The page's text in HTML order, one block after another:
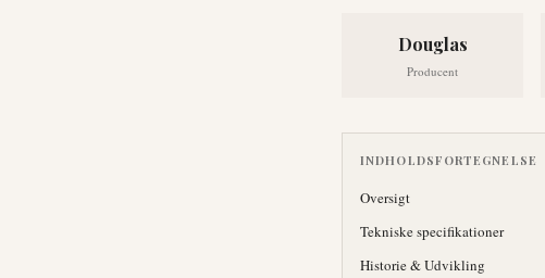
Douglas
Producent
INDHOLDSFORTEGNELSE
Oversigt
Tekniske specifikationer
Historie & Udvikling